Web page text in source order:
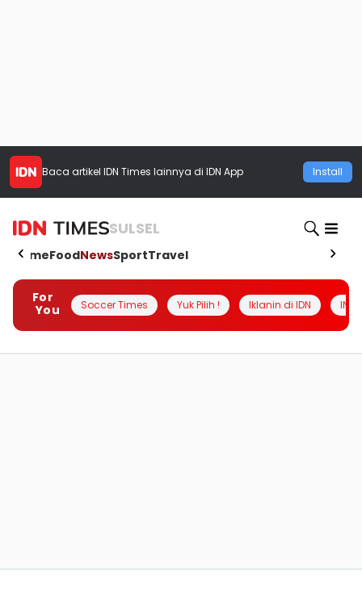
Baca artikel IDN Times lainnya di IDN App Install
SULSEL
HomeFoodNewsSportTravel
For
You
Soccer Times Yuk Pilih ! Iklanin di IDN